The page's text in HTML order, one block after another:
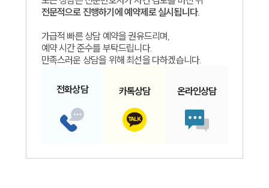
전문적으로 진행하기에 예약제로 실시됩니다.
가급적 빠른 상담 예약을 권유드리며,
예약 시간 준수를 부탁드립니다.
만족스러운 상담을 위해 최선을 다하겠습니다.
전화상담 카톡상담 온라인상담